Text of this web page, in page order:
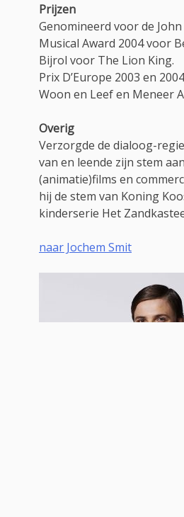
Prijzen
Genomineerd voor de
Musical Award 2004 voor
Bijrol voor The Lion King.
Prix D’Europe 2003 en
Woon en Leef en Meneer
Overig
Verzorgde de dialoog-
van en leende zijn stem
(animatie)films en
hij de stem van Koning
kinderserie Het
naar Jochem Smit